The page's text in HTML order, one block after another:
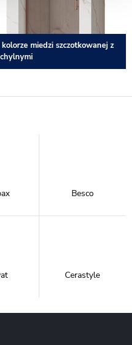
miedzi szczotkowanej z
Besco
Cerastyle